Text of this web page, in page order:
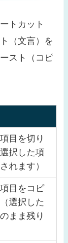
トカット
（文言）を
スト（コピ
目を切り
択した項
れます）
目をコピ
選択した
まま残り